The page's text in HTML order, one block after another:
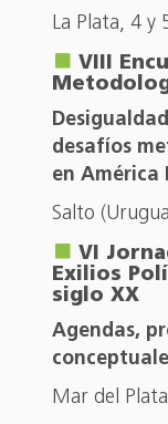
La Plata, 4 y
VIII
desafíos
en América
Salto
VI
Exilios
siglo XX
Agendas,
Mar del